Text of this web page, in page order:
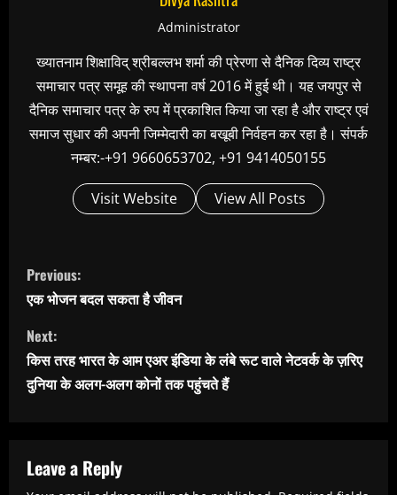
Administrator
ख्यातनाम शिक्षाविद् श्रीबल्लभ शर्मा की प्रेरणा से दैनिक दिव्य राष्ट्र
समाचार पत्र समूह की स्थापना वर्ष 2016 में हुई थी। यह जयपुर से
दैनिक समाचार पत्र के रुप में प्रकाशित किया जा रहा है और राष्ट्र एवं
समाज सुधार की अपनी जिम्मेदारी का बखूबी निर्वहन कर रहा है। संपर्क
नम्बर:-+91 9660653702, +91 9414050155
Visit Website View All Posts
C
o
n
t
i
e
Previous:
एक भोजन बदल सकता है जीवन
Next:
किस तरह भारत के आम एअर इंडिया के लंबे रूट वाले नेटवर्क के ज़रिए
दुनिया के अलग-अलग कोनों तक पहुंचते हैं
Leave a Reply